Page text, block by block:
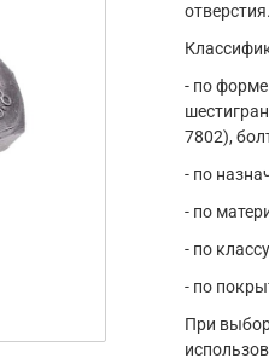
отверстия.
- по
7802),
- по
- по
- по
- по
При